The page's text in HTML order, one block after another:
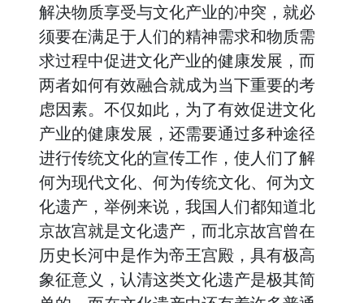
解决物质享受与文化产业的冲突，就必
须要在满足于人们的精神需求和物质需
求过程中促进文化产业的健康发展，而
两者如何有效融合就成为当下重要的考
虑因素。不仅如此，为了有效促进文化
产业的健康发展，还需要通过多种途径
进行传统文化的宣传工作，使人们了解
何为现代文化、何为传统文化、何为文
化遗产，举例来说，我国人们都知道北
京故宫就是文化遗产，而北京故宫曾在
历史长河中是作为帝王宫殿，具有极高
象征意义，认清这类文化遗产是极其简